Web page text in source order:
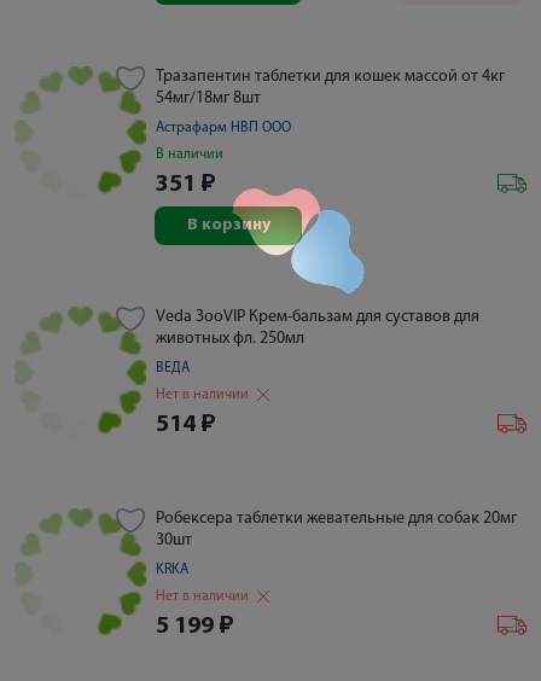
Тразапентин таблетки для кошек массой от 4кг
54мг/18мг 8шт
Астрафарм НВП ООО
В наличии
351 ₽
В корзину
Veda ЗооVIP Крем-бальзам для суставов для
животных фл. 250мл
ВЕДА
Нет в наличии
514 ₽
Робексера таблетки жевательные для собак 20мг
30шт
KRKA
Нет в наличии
5 199 ₽